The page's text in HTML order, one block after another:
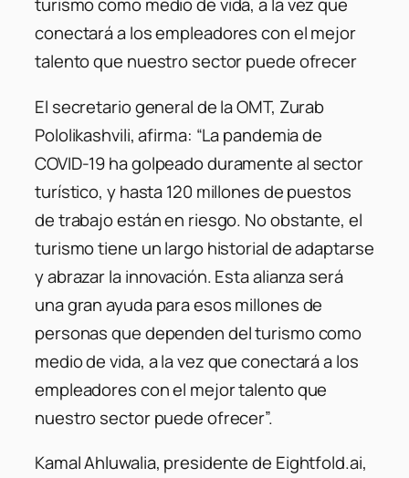
conectará a los empleadores con el mejor
talento que nuestro sector puede ofrecer
El secretario general de la OMT, Zurab
Pololikashvili, afirma: “La pandemia de
COVID-19 ha golpeado duramente al sector
turístico, y hasta 120 millones de puestos
de trabajo están en riesgo. No obstante, el
turismo tiene un largo historial de adaptarse
y abrazar la innovación. Esta alianza será
una gran ayuda para esos millones de
personas que dependen del turismo como
medio de vida, a la vez que conectará a los
empleadores con el mejor talento que
nuestro sector puede ofrecer”.
Kamal Ahluwalia, presidente de Eightfold.ai,